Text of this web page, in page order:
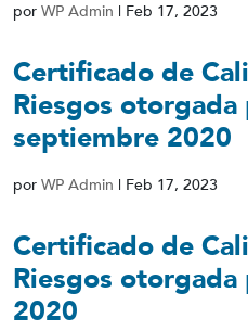
por WP Admin | Feb 17, 2023
Certificado de
Riesgos otorgada
septiembre 2020
por WP Admin | Feb 17, 2023
Certificado de
Riesgos otorgada
2020